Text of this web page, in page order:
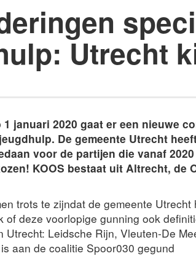
Utrecht
1 januari 2020 gaat er een nieuwe
De gemeente Utrecht
voor de partijen die vanaf
KOOS bestaat uit Altrecht, de
trots te zijndat de gemeente
of deze voorlopige gunning ook
Utrecht: Leidsche Rijn, Vleuten-De
aan de coalitie Spoor030 gegund